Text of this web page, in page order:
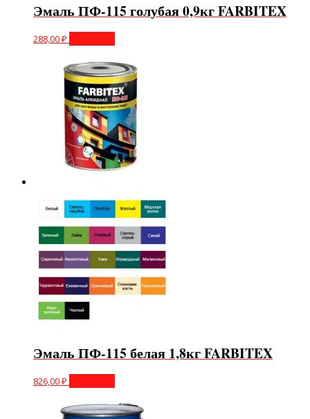
Эмаль ПФ-115 голубая 0,9кг FARBITEX
288,00₽
Эмаль ПФ-115 белая 1,8кг FARBITEX
826,00₽